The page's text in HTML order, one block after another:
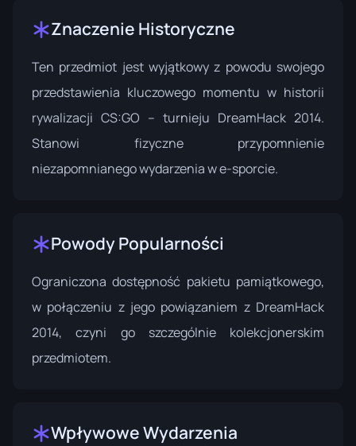
Znaczenie Historyczne
Ten przedmiot jest wyjątkowy z powodu swojego
przedstawienia kluczowego momentu w historii
rywalizacji CS:GO – turnieju DreamHack 2014.
Stanowi fizyczne przypomnienie
niezapomnianego wydarzenia w e-sporcie.
Powody Popularności
Ograniczona dostępność pakietu pamiątkowego,
w połączeniu z jego powiązaniem z DreamHack
2014, czyni go szczególnie kolekcjonerskim
przedmiotem.
Wpływowe Wydarzenia